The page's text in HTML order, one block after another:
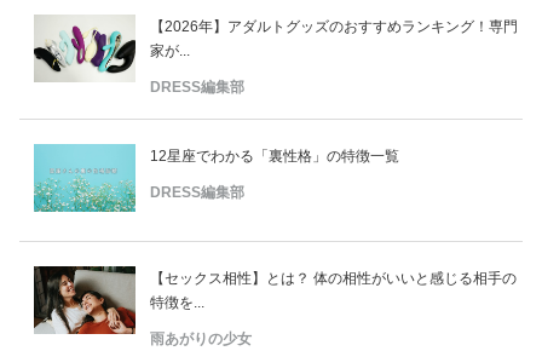
【2026年】アダルトグッズのおすすめランキング！専門
家が...
DRESS編集部
12星座でわかる「裏性格」の特徴一覧
DRESS編集部
【セックス相性】とは？ 体の相性がいいと感じる相手の
特徴を...
雨あがりの少女